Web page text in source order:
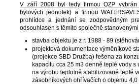
V září 2008 byl tedy firmou QZP vybrán
bytových jednotek) a firmou
prohlídce a jednání se zodpovědným
odsouhlasen s těmito společně
stavba objektu je z r. 1988 - 89
projektová dokumentace výměníkové
(projekce SBD Družba) řešena za
kapacitu cca 25 m3 denně teplé vody s
na výrobu teplotně stabilizované teplé
zásobníkových ohřívačích o objemu 4,0